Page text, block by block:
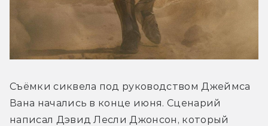
Съёмки сиквела под руководством Джеймса
Вана начались в конце июня. Сценарий
написал Дэвид Лесли Джонсон, который